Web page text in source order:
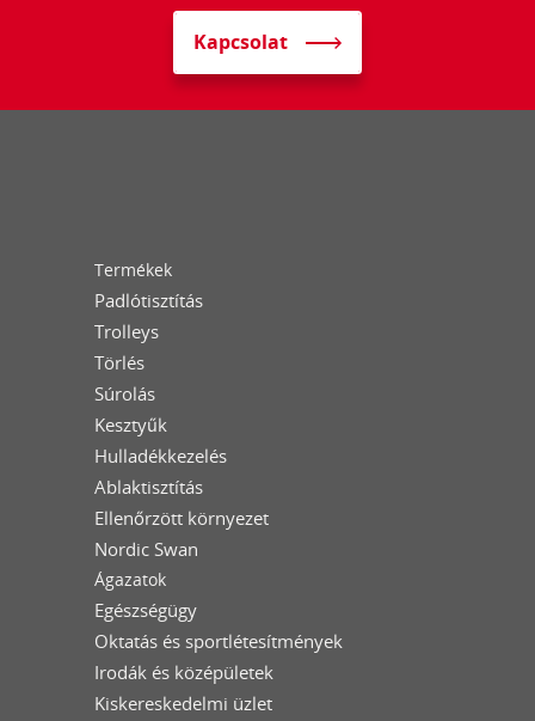
Kapcsolat
Termékek
Padlótisztítás
Trolleys
Törlés
Súrolás
Kesztyűk
Hulladékkezelés
Ablaktisztítás
Ellenőrzött környezet
Nordic Swan
Ágazatok
Egészségügy
Oktatás és sportlétesítmények
Irodák és középületek
Kiskereskedelmi üzlet